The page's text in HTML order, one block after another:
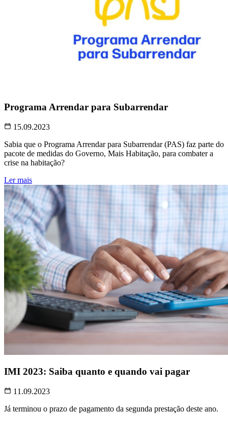
Programa Arrendar para Subarrendar
15.09.2023
Sabia que o Programa Arrendar para Subarrendar (PAS) faz parte do
pacote de medidas do Governo, Mais Habitação, para combater a
crise na habitação?
Ler mais
IMI 2023: Saiba quanto e quando vai pagar
11.09.2023
Já terminou o prazo de pagamento da segunda prestação deste ano.